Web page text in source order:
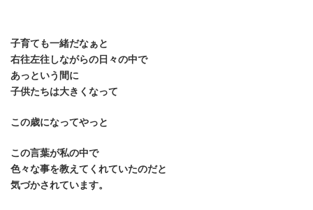
子育ても一緒だなぁと
右往左往しながらの日々の中で
あっという間に
子供たちは大きくなって
この歳になってやっと
この言葉が私の中で
色々な事を教えてくれていたのだと
気づかされています。